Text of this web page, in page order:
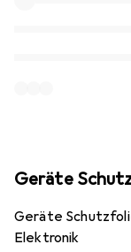
Geräte
Geräte
Elektronik